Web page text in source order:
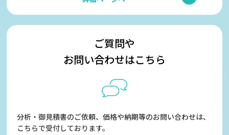
ご質問や
お問い合わせはこちら
分析・御見積書のご依頼、価格や納期等のお問い合わせは、
こちらで受付しております。